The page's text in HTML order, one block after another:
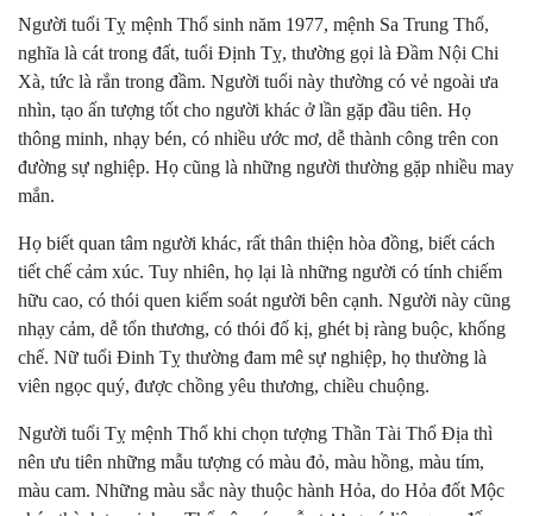
Người tuổi Tỵ mệnh Thổ sinh năm 1977, mệnh Sa Trung Thổ,
nghĩa là cát trong đất, tuổi Định Tỵ, thường gọi là Đầm Nội Chi
Xà, tức là rắn trong đầm. Người tuổi này thường có vẻ ngoài ưa
nhìn, tạo ấn tượng tốt cho người khác ở lần gặp đầu tiên. Họ
thông minh, nhạy bén, có nhiều ước mơ, dễ thành công trên con
đường sự nghiệp. Họ cũng là những người thường gặp nhiều may
mắn.
Họ biết quan tâm người khác, rất thân thiện hòa đồng, biết cách
tiết chế cảm xúc. Tuy nhiên, họ lại là những người có tính chiếm
hữu cao, có thói quen kiểm soát người bên cạnh. Người này cũng
nhạy cảm, dễ tổn thương, có thói đố kị, ghét bị ràng buộc, khống
chế. Nữ tuổi Đinh Tỵ thường đam mê sự nghiệp, họ thường là
viên ngọc quý, được chồng yêu thương, chiều chuộng.
Người tuổi Tỵ mệnh Thổ khi chọn tượng Thần Tài Thổ Địa thì
nên ưu tiên những mẫu tượng có màu đỏ, màu hồng, màu tím,
màu cam. Những màu sắc này thuộc hành Hỏa, do Hỏa đốt Mộc